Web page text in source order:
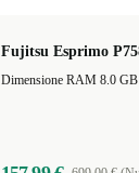
Fujitsu Esprimo
Dimensione RAM 8.0 GB